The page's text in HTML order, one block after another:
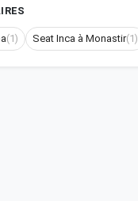
(1) Seat Inca à Monastir(1)